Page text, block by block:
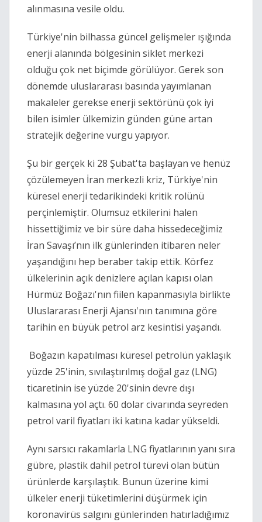
alınmasına vesile oldu.
Türkiye'nin bilhassa güncel gelişmeler ışığında
enerji alanında bölgesinin siklet merkezi
olduğu çok net biçimde görülüyor. Gerek son
dönemde uluslararası basında yayımlanan
makaleler gerekse enerji sektörünü çok iyi
bilen isimler ülkemizin günden güne artan
stratejik değerine vurgu yapıyor.
Şu bir gerçek ki 28 Şubat'ta başlayan ve henüz
çözülemeyen İran merkezli kriz, Türkiye'nin
küresel enerji tedarikindeki kritik rolünü
perçinlemiştir. Olumsuz etkilerini halen
hissettiğimiz ve bir süre daha hissedeceğimiz
İran Savaşı’nın ilk günlerinden itibaren neler
yaşandığını hep beraber takip ettik. Körfez
ülkelerinin açık denizlere açılan kapısı olan
Hürmüz Boğazı'nın fiilen kapanmasıyla birlikte
Uluslararası Enerji Ajansı'nın tanımına göre
tarihin en büyük petrol arz kesintisi yaşandı.
yüzde 25'inin, sıvılaştırılmış doğal gaz (LNG)
ticaretinin ise yüzde 20'sinin devre dışı
kalmasına yol açtı. 60 dolar civarında seyreden
petrol varil fiyatları iki katına kadar yükseldi.
Aynı sarsıcı rakamlarla LNG fiyatlarının yanı sıra
gübre, plastik dahil petrol türevi olan bütün
ürünlerde karşılaştık. Bunun üzerine kimi
ülkeler enerji tüketimlerini düşürmek için
koronavirüs salgını günlerinden hatırladığımız